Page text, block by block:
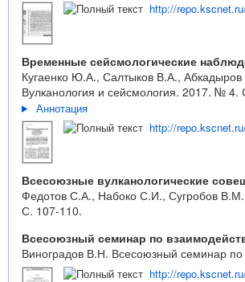
http://
Временные сейсмологические
Кугаенко Ю.А., Салтыков В.А.,
Вулканология и сейсмология. 2017. № 4.
Аннотация
http://
Всесоюзные вулканологические
Федотов С.А., Набоко С.И., Сугробов В.М.,
С. 107-110.
Всесоюзный семинар по
Виноградов В.Н. Всесоюзный семинар
http://